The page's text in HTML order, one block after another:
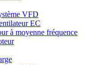
VFD
EC
à moyenne fréquence